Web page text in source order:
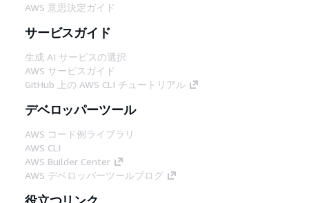
AWS 意思決定ガイド
サービスガイド
生成 AI サービスの選択
AWS サービスガイド
GitHub 上の AWS CLI チュートリアル
デベロッパーツール
AWS コード例ライブラリ
AWS CLI
AWS Builder Center
AWS デベロッパーツールブログ
役立つリンク